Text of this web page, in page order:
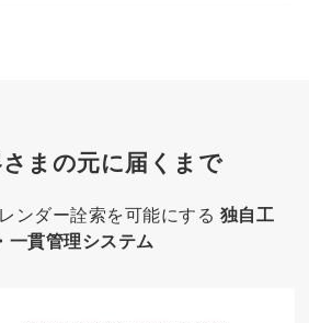
まの元に届くまで
ンダー詮索を可能にする 独自工
一貫管理システム